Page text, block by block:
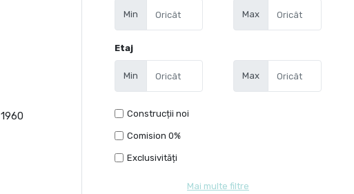
1960
Min Max
Etaj
Min Max
Construcții noi
Comision 0%
Exclusivități
Mai multe filtre